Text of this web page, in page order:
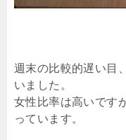
週末の比較的遅い目
いました。
女性比率は高いです
っています。